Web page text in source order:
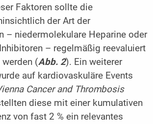
Faktoren sollte die
der Art der
– niedermolekulare Heparine oder
– regelmäßig reevaluiert
(Abb. 2). Ein weiterer
auf kardiovaskuläre Events
Cancer and Thrombosis
diese mit einer kumulativen
von fast 2 % ein relevantes